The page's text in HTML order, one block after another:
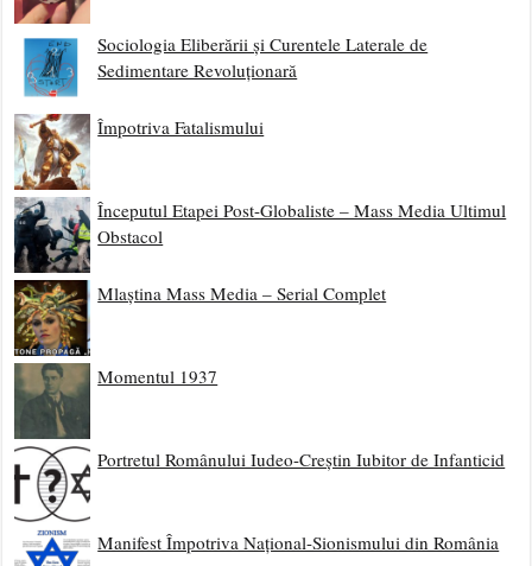
Sociologia Eliberării și Curentele Laterale de
Sedimentare Revoluționară
Împotriva Fatalismului
Începutul Etapei Post-Globaliste – Mass Media Ultimul
Obstacol
Mlaștina Mass Media – Serial Complet
Momentul 1937
Portretul Românului Iudeo-Creștin Iubitor de Infanticid
Manifest Împotriva Național-Sionismului din România